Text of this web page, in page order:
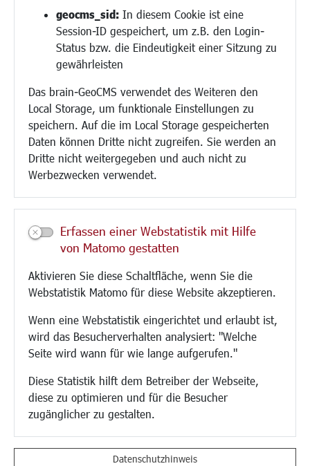
geocms_sid: In diesem Cookie ist eine
Session-ID gespeichert, um z.B. den Login-
Status bzw. die Eindeutigkeit einer Sitzung zu
gewährleisten
Das brain-GeoCMS verwendet des Weiteren den
Local Storage, um funktionale Einstellungen zu
speichern. Auf die im Local Storage gespeicherten
Daten können Dritte nicht zugreifen. Sie werden an
Dritte nicht weitergegeben und auch nicht zu
Werbezwecken verwendet.
Erfassen einer Webstatistik mit Hilfe
von Matomo gestatten
Aktivieren Sie diese Schaltfläche, wenn Sie die
Webstatistik Matomo für diese Website akzeptieren.
Wenn eine Webstatistik eingerichtet und erlaubt ist,
wird das Besucherverhalten analysiert: "Welche
Seite wird wann für wie lange aufgerufen."
Diese Statistik hilft dem Betreiber der Webseite,
diese zu optimieren und für die Besucher
zugänglicher zu gestalten.
Datenschutzhinweis
Bauen/Umwelt/Mobilität
Bebauungsplanung
Verkehr/Mobilität
Glasfaserausbau
Aktuelle Baustellen
Paddelteich
CINDY S
Kultur/Freizeit/Tourismus
Veranstaltungen
Neue Stadthalle Langen
Bäder
Musikschule
Stadtbücherei
Stadtarchiv
Museen
Hotels/Unterkünfte
Gastronomie
Kunstszene
Vereine und Institutionen